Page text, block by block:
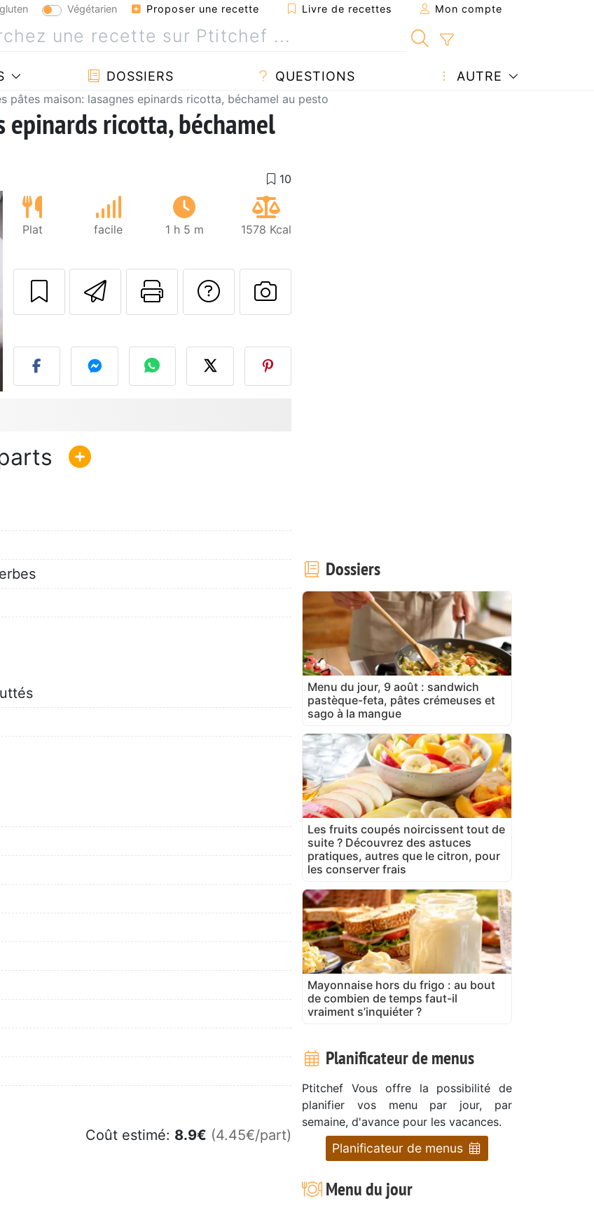
Végétarien Proposer une recette Livre de recettes Mon compte
DOSSIERS QUESTIONS AUTRE
pâtes maison: lasagnes epinards ricotta, béchamel au pesto
epinards ricotta, béchamel
Plat facile 1 h 5 m 1578 Kcal
Envoyer cette recette à un ami
Imprimer cette page
Poser une question à l'auteur
Publier votre photo de cette
Coût estimé: 8.9€ (4.45€/part)
Dossiers
Menu du jour, 9 août : sandwich
pastèque-feta, pâtes crémeuses et
sago à la mangue
Les fruits coupés noircissent tout de
suite ? Découvrez des astuces
pratiques, autres que le citron, pour
les conserver frais
Mayonnaise hors du frigo : au bout
de combien de temps faut-il
vraiment s’inquiéter ?
Planificateur de menus
Ptitchef Vous offre la possibilité de
planifier vos menu par jour, par
semaine, d'avance pour les vacances.
Planificateur de menus
Menu du jour